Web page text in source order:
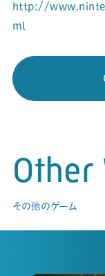
http://
ml
Other
その他のゲーム